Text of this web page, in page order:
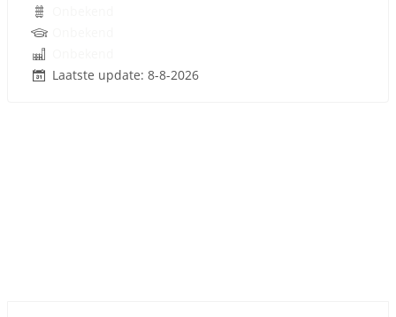
Laatste update: 8-8-2026